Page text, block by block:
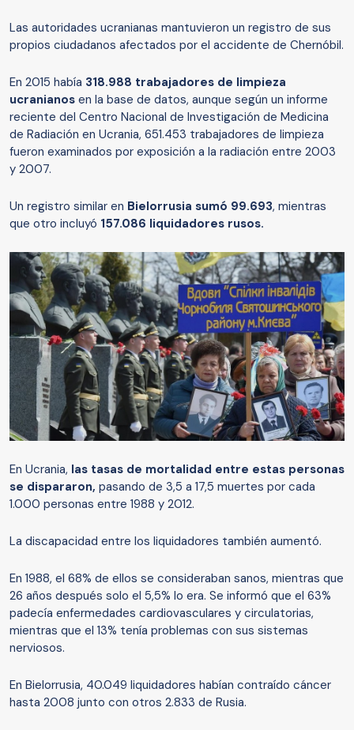
Las autoridades ucranianas mantuvieron un registro de sus
propios ciudadanos afectados por el accidente de Chernóbil.
En 2015 había 318.988 trabajadores de limpieza
ucranianos en la base de datos, aunque según un informe
reciente del Centro Nacional de Investigación de Medicina
de Radiación en Ucrania, 651.453 trabajadores de limpieza
fueron examinados por exposición a la radiación entre 2003
y 2007.
Un registro similar en Bielorrusia sumó 99.693, mientras
que otro incluyó 157.086 liquidadores rusos.
En Ucrania, las tasas de mortalidad entre estas personas
se dispararon, pasando de 3,5 a 17,5 muertes por cada
1.000 personas entre 1988 y 2012.
La discapacidad entre los liquidadores también aumentó.
En 1988, el 68% de ellos se consideraban sanos, mientras que
26 años después solo el 5,5% lo era. Se informó que el 63%
padecía enfermedades cardiovasculares y circulatorias,
mientras que el 13% tenía problemas con sus sistemas
nerviosos.
En Bielorrusia, 40.049 liquidadores habían contraído cáncer
hasta 2008 junto con otros 2.833 de Rusia.